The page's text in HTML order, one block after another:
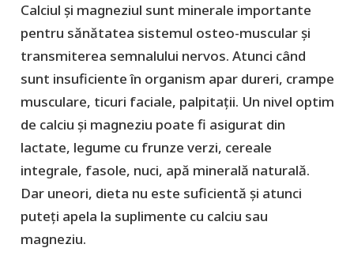
Calciul și magneziul sunt minerale importante
pentru sănătatea sistemul osteo-muscular și
transmiterea semnalului nervos. Atunci când
sunt insuficiente în organism apar dureri, crampe
musculare, ticuri faciale, palpitații. Un nivel optim
de calciu și magneziu poate fi asigurat din
lactate, legume cu frunze verzi, cereale
integrale, fasole, nuci, apă minerală naturală.
Dar uneori, dieta nu este suficientă și atunci
puteți apela la suplimente cu calciu sau
magneziu.